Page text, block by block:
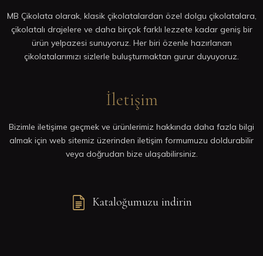
MB Çikolata olarak, klasik çikolatalardan özel dolgu çikolatalara,
çikolatalı drajelere ve daha birçok farklı lezzete kadar geniş bir
ürün yelpazesi sunuyoruz. Her biri özenle hazırlanan
çikolatalarımızı sizlerle buluşturmaktan gurur duyuyoruz.
İletişim
Bizimle iletişime geçmek ve ürünlerimiz hakkında daha fazla bilgi
almak için web sitemiz üzerinden iletişim formumuzu doldurabilir
veya doğrudan bize ulaşabilirsiniz.
Kataloğumuzu indirin